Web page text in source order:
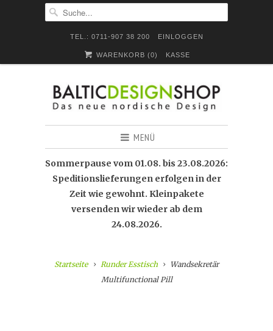
TEL.: 0711-907 38 200 EINLOGGEN
WARENKORB (0) KASSE
MENÜ
Sommerpause vom 01.08. bis 23.08.2026:
Speditionslieferungen erfolgen in der
Zeit wie gewohnt. Kleinpakete
versenden wir wieder ab dem
24.08.2026.
Startseite Runder Esstisch
Wandsekretär
Multifunctional Pill